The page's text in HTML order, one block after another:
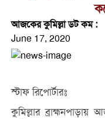
আজকের কুমিল্লা ডট কম :
June 17, 2020
স্টাফ রিপোর্টারঃ
কুমিল্লার